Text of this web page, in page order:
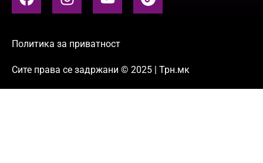
Политика за приватност
Сите права се задржани © 2025 | Трн.мк